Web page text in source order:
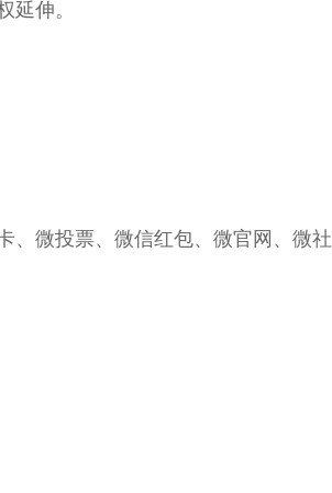
延伸。
、微投票、微信红包、微官网、微社